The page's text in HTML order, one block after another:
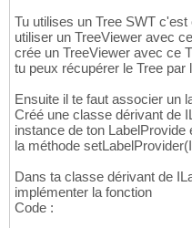
Tu utilises un Tree SWT
utiliser un TreeViewer avec
crée un TreeViewer avec ce
tu peux récupérer le Tree par
Ensuite il te faut associer un
Créé une classe dérivant de
instance de ton
la méthode
Dans ta classe dérivant de
implémenter la fonction
Code :